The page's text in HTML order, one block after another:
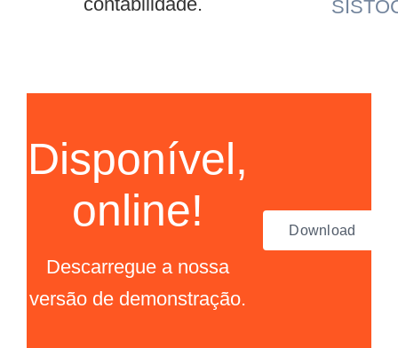
Disponível,
online!
Descarregue a nossa
versão de demonstração.
Download